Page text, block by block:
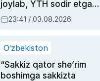
joylab, YTH sodir etgan
ayolga sud hukmi o‘qildi
23:41 / 03.08.2026
O‘zbekiston
“Sakkiz qator she’rim
boshimga sakkizta